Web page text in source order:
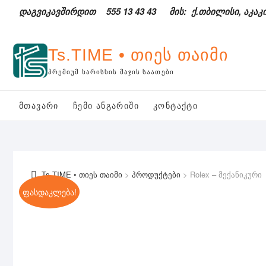
დაგვიკავშირდით 555 13 43 43 მის: ქ.თბილისი,
Ts.TIME • თიეს თაიმი
ᲞᲠᲔᲛᲘᲣᲛ ᲮᲐᲠᲘᲡᲮᲘᲡ ᲛᲐᲯᲘᲡ ᲡᲐᲐᲗᲔᲑᲘ
ᲛᲗᲐᲕᲐᲠᲘ ᲩᲔᲛᲘ ᲐᲜᲒᲐᲠᲘᲨᲘ ᲙᲝᲜᲢᲐᲥᲢᲘ
Ts.TIME • თიეს თაიმი > პროდუქტები > Rolex – მექანიკური
ფასდაკლება!